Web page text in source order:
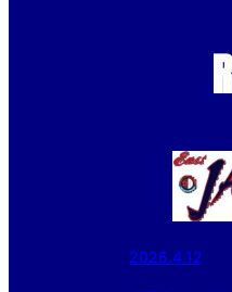
2026.4.12